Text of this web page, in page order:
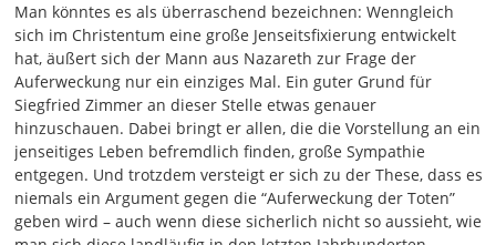
ohne Kinder zu hinterlassen. Zuletzt starb auch die Frau.
02:01
Wie ist es nun mit der Frau bei der Auferstehung? Wem
von ihm gehört sie dann? Alle sieben waren schließlich mit
ihr verheiratet gewesen. Jesus antwortete, in der jetzigen
Welt heiraten die Menschen und werden verheiratet. Aber
diejenigen, die für würdig erachtet werden, von den Toten
aufzuerstehen und an der kommenden Welt teilzuhaben,
heiraten dann nicht mehr. Sie können dann ja auch nicht
mehr sterben, sondern sind den Engeln gleich, als
Man könntes es als überraschend bezeichnen: Wenngleich
sich im Christentum eine große Jenseitsfixierung entwickelt
hat, äußert sich der Mann aus Nazareth zur Frage der
Auferweckung nur ein einziges Mal. Ein guter Grund für
Siegfried Zimmer an dieser Stelle etwas genauer
hinzuschauen. Dabei bringt er allen, die die Vorstellung an ein
jenseitiges Leben befremdlich finden, große Sympathie
entgegen. Und trotzdem versteigt er sich zu der These, dass es
niemals ein Argument gegen die “Auferweckung der Toten”
geben wird – auch wenn diese sicherlich nicht so aussieht, wie